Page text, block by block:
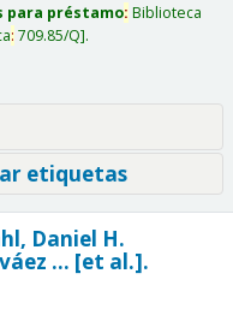
para préstamo: Biblioteca
: 709.85/Q .
etiquetas
Daniel H.
... [et al.].